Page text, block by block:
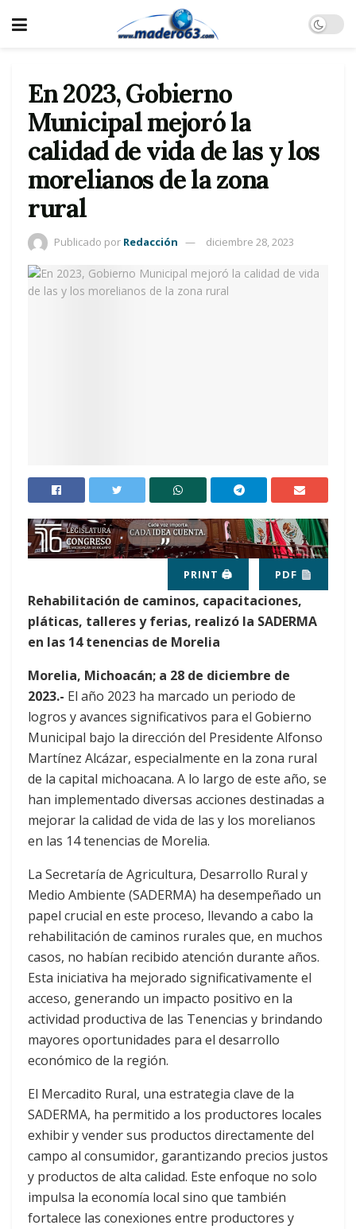
En 2023, Gobierno
Municipal mejoró la
calidad de vida de las y los
morelianos de la zona
rural
Publicado por Redacción diciembre 28, 2023
PRINT 🖨 PDF
Rehabilitación de caminos, capacitaciones,
pláticas, talleres y ferias, realizó la SADERMA
en las 14 tenencias de Morelia
Morelia, Michoacán; a 28 de diciembre de
2023.- El año 2023 ha marcado un periodo de
logros y avances significativos para el Gobierno
Municipal bajo la dirección del Presidente Alfonso
Martínez Alcázar, especialmente en la zona rural
de la capital michoacana. A lo largo de este año, se
han implementado diversas acciones destinadas a
mejorar la calidad de vida de las y los morelianos
en las 14 tenencias de Morelia.
La Secretaría de Agricultura, Desarrollo Rural y
Medio Ambiente (SADERMA) ha desempeñado un
papel crucial en este proceso, llevando a cabo la
rehabilitación de caminos rurales que, en muchos
casos, no habían recibido atención durante años.
Esta iniciativa ha mejorado significativamente el
acceso, generando un impacto positivo en la
actividad productiva de las Tenencias y brindando
mayores oportunidades para el desarrollo
económico de la región.
El Mercadito Rural, una estrategia clave de la
SADERMA, ha permitido a los productores locales
exhibir y vender sus productos directamente del
campo al consumidor, garantizando precios justos
y productos de alta calidad. Este enfoque no solo
impulsa la economía local sino que también
fortalece las conexiones entre productores y